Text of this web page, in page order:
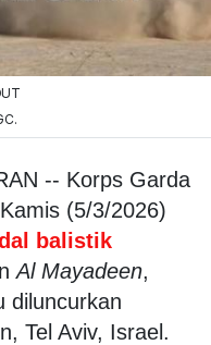
-- Korps Garda
(5/3/2026)
balistik
Al Mayadeen,
diluncurkan
Tel Aviv, Israel.